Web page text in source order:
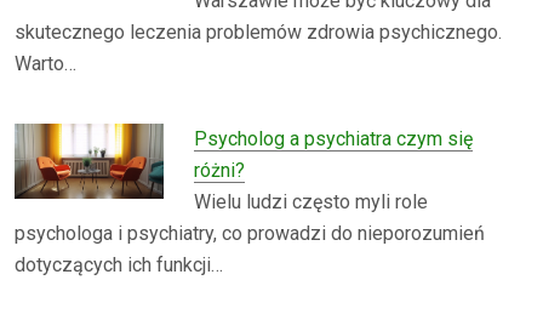
skutecznego leczenia problemów zdrowia psychicznego.
Warto…
Psycholog a psychiatra czym się
różni?
Wielu ludzi często myli role
psychologa i psychiatry, co prowadzi do nieporozumień
dotyczących ich funkcji…